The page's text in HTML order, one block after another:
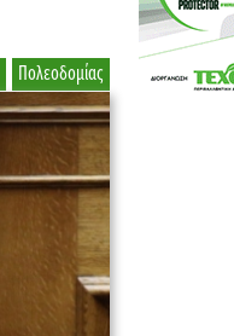
Πολεοδομίας